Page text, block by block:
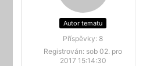
Autor tematu
Příspěvky: 8
Registrován: sob 02. pro
2017 15:14:30